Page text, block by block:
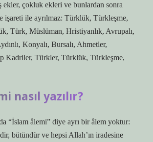
çokluk ekleri ve bunlardan sonra
işareti ile ayrılmaz: Türklük, Türkleşme,
Türk, Müslüman, Hristiyanlık, Avrupalı,
Konyalı, Bursalı, Ahmetler,
Kadriler, Türkler, Türklük, Türkleşme,
nasıl yazılır?
“İslam âlemi” diye ayrı bir âlem yoktur:
bütündür ve hepsi Allah’ın iradesine